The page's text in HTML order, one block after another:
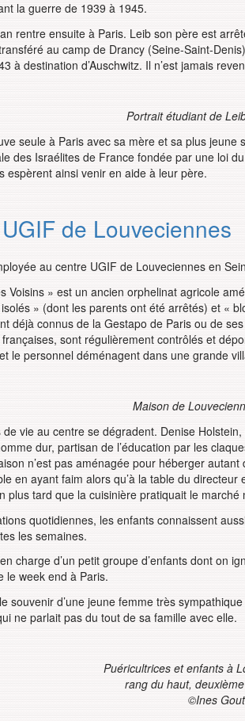
la guerre de 1939 à 1945.
rentre ensuite à Paris. Leib son père est
au camp de Drancy (Seine-Saint-
à destination d’Auschwitz. Il n’est jamais
Portrait étudiant de
seule à Paris avec sa mère et sa plus
des Israélites de France fondée par une loi
espèrent ainsi venir en aide à leur père.
de Louveciennes
au centre UGIF de Louveciennes en
Voisins » est un ancien orphelinat agricole
» (dont les parents ont été arrêtés) et «
déjà connus de la Gestapo de Paris ou de
sont régulièrement contrôlés et
le personnel déménagent dans une grande
Maison de
de vie au centre se dégradent. Denise
dur, partisan de l’éducation par les
n’est pas aménagée pour héberger
en ayant faim alors qu’à la table du
plus tard que la cuisinière pratiquait le
quotidiennes, les enfants connaissent
les semaines.
charge d’un petit groupe d’enfants dont on
le week end à Paris.
souvenir d’une jeune femme très
ne parlait pas du tout de sa famille avec elle.
Puéricultrices et enfants à
rang du haut,
©Ines